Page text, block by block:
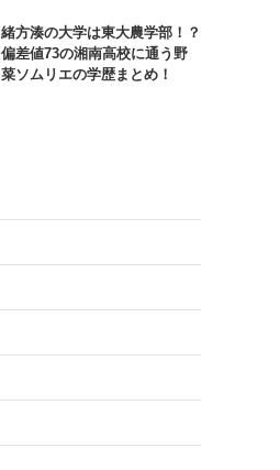
緒方湊の大学は東大農学部！？
偏差値73の湘南高校に通う野
菜ソムリエの学歴まとめ！